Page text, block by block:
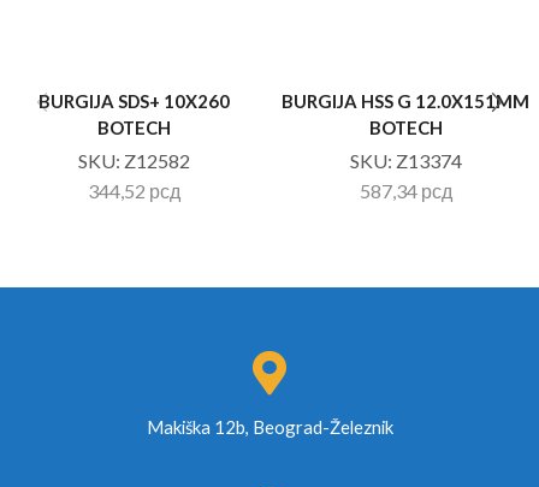
BURGIJA SDS+ 10X260
BOTECH
SKU: Z12582
344,52 рсд
BURGIJA HSS G 12.0X151MM
BOTECH
SKU: Z13374
587,34 рсд
Makiška 12b, Beograd-Železnik